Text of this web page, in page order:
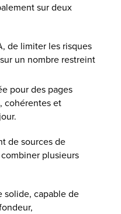
sur deux
de limiter les risques
un nombre restreint
pour des pages
cohérentes et
de sources de
plusieurs
solide, capable de